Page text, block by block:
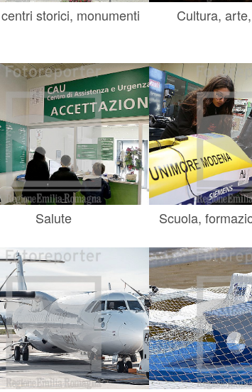
storici, monumenti Cultura,
Salute Scuola,